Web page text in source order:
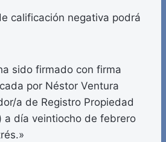
calificación negativa podrá
sido firmado con firma
por Néstor Ventura
a de Registro Propiedad
a día veintiocho de febrero